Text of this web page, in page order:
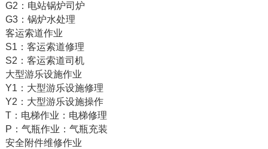
G2：电站锅炉司炉
G3：锅炉水处理
客运索道作业
S1：客运索道修理
S2：客运索道司机
大型游乐设施作业
Y1：大型游乐设施修理
Y2：大型游乐设施操作
T：电梯作业：电梯修理
P：气瓶作业：气瓶充装
安全附件维修作业